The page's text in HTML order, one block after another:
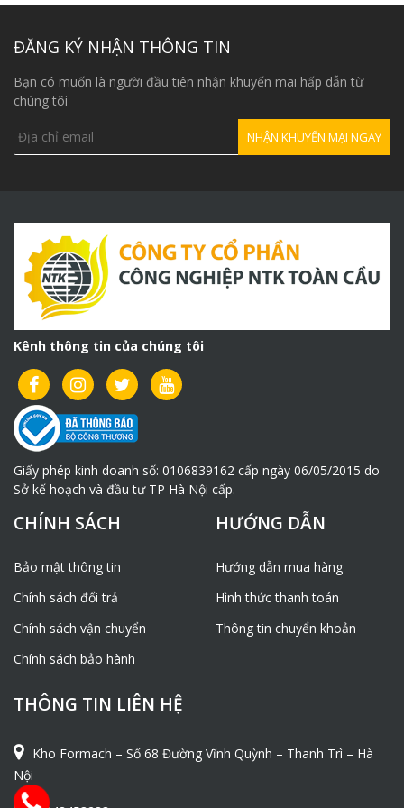
là:
ĐĂNG KÝ NHẬN THÔNG TIN
Bạn có muốn là người đầu tiên nhận khuyến mãi hấp dẫn từ
chúng tôi
Kênh thông tin của chúng tôi
Giấy phép kinh doanh số: 0106839162 cấp ngày 06/05/2015 do
Sở kế hoạch và đầu tư TP Hà Nội cấp.
CHÍNH SÁCH
Bảo mật thông tin
Chính sách đổi trả
Chính sách vận chuyển
Chính sách bảo hành
HƯỚNG DẪN
Hướng dẫn mua hàng
Hình thức thanh toán
Thông tin chuyển khoản
THÔNG TIN LIÊN HỆ
Kho Formach – Số 68 Đường Vĩnh Quỳnh – Thanh Trì – Hà
Nội